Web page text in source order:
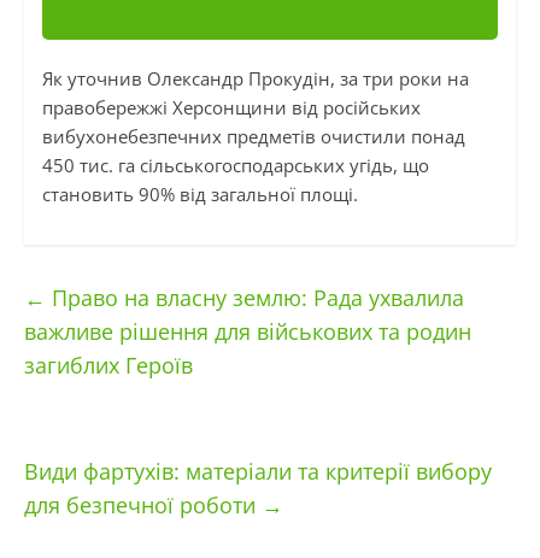
Як уточнив Олександр Прокудін, за три роки на
правобережжі Херсонщини від російських
вибухонебезпечних предметів очистили понад
450 тис. га сільськогосподарських угідь, що
становить 90% від загальної площі.
← Право на власну землю: Рада ухвалила
важливе рішення для військових та родин
загиблих Героїв
Види фартухів: матеріали та критерії вибору
для безпечної роботи →